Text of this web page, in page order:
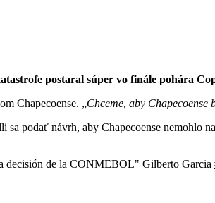
postaral súper vo finále pohára
Chapecoense.
Chceme, aby Chapecoense
podať návrh, aby Chapecoense
decisión de la CONMEBOL" Gilberto Garcia